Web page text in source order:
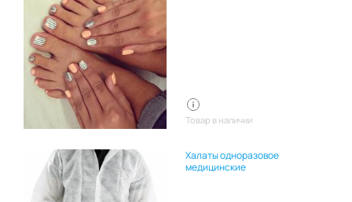
Товар в наличии
Халаты одноразовое
медицинские